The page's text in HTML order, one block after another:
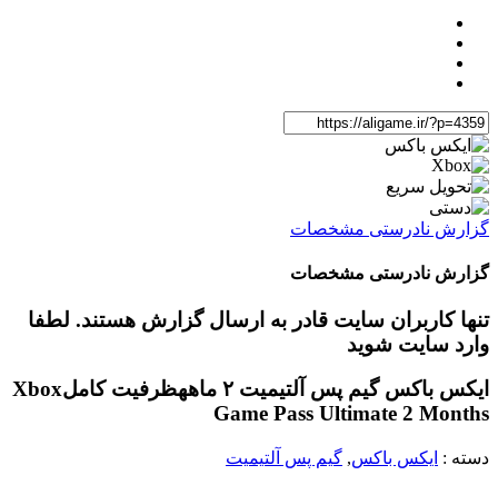
گزارش نادرستی مشخصات
گزارش نادرستی مشخصات
تنها کاربران سایت قادر به ارسال گزارش هستند. لطفا
وارد سایت شوید
ایکس باکس گیم پس آلتیمیت ۲ ماهه
ظرفیت کاملXbox
Game Pass Ultimate 2 Months
دسته : ایکس باکس, گیم پس آلتیمیت